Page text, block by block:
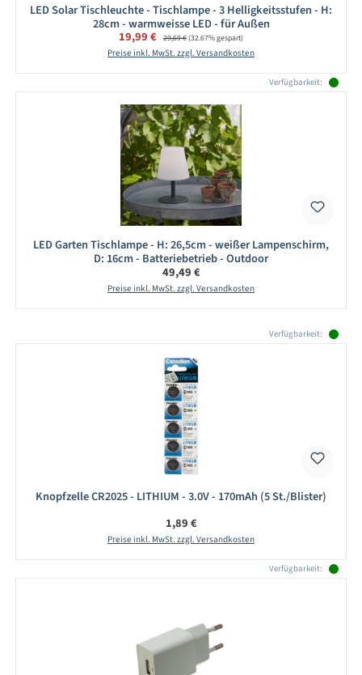
LED Solar Tischleuchte - Tischlampe - 3 Helligkeitsstufen - H:
28cm - warmweisse LED - für Außen
Verkaufspreis:
19,99 € Regulärer Preis:
29,69 €(32.67% gespart)
Preise inkl. MwSt. zzgl. Versandkosten
Verfügbarkeit:
LED Garten Tischlampe - H: 26,5cm - weißer Lampenschirm,
D: 16cm - Batteriebetrieb - Outdoor
Regulärer Preis:
49,49 €
Preise inkl. MwSt. zzgl. Versandkosten
Verfügbarkeit:
Knopfzelle CR2025 - LITHIUM - 3.0V - 170mAh (5 St./Blister)
Regulärer Preis:
1,89 €
Preise inkl. MwSt. zzgl. Versandkosten
Verfügbarkeit: